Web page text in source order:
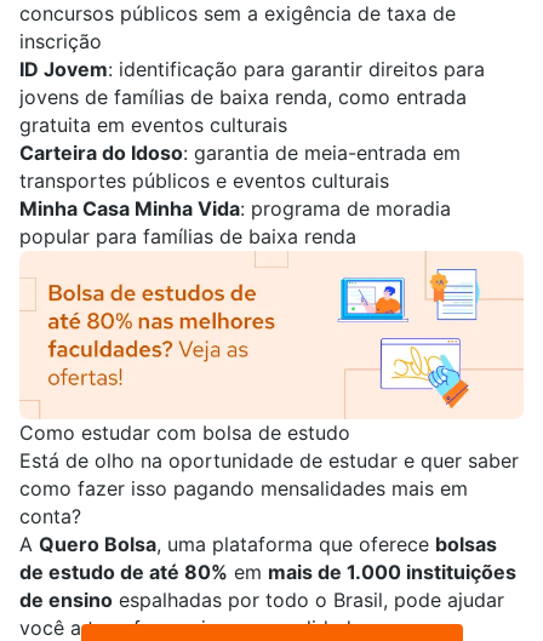
concursos públicos sem a exigência de taxa de
inscrição
ID Jovem: identificação para garantir direitos para
jovens de famílias de baixa renda, como entrada
gratuita em eventos culturais
Carteira do Idoso: garantia de meia-entrada em
transportes públicos e eventos culturais
Minha Casa Minha Vida: programa de moradia
popular para famílias de baixa renda
Como estudar com bolsa de estudo
Está de olho na oportunidade de estudar e quer saber
como fazer isso pagando mensalidades mais em
conta?
A Quero Bolsa, uma plataforma que oferece bolsas
de estudo de até 80% em mais de 1.000 instituições
de ensino espalhadas por todo o Brasil, pode ajudar
você a transformar isso em realidade.